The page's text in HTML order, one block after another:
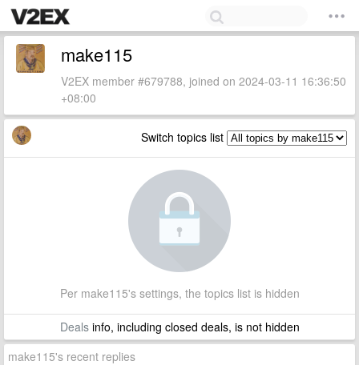
make115
V2EX member #679788, joined on 2024-03-11 16:36:50
+08:00
Switch topics list
Per make115's settings, the topics list is hidden
Dealsinfo, including closed deals, is not hidden
make115's recent replies